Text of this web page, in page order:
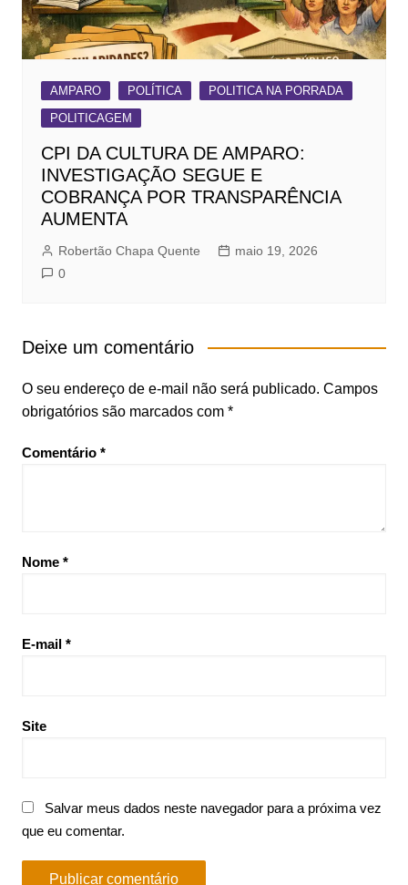
AMPARO POLÍTICA
POLITICA NA PORRADA
POLITICAGEM
CPI DA CULTURA DE AMPARO:
INVESTIGAÇÃO SEGUE E
COBRANÇA POR TRANSPARÊNCIA
AUMENTA
Robertão Chapa Quente
maio 19, 2026
0
Deixe um comentário
O seu endereço de e-mail não será publicado. Campos
obrigatórios são marcados com *
Comentário *
Nome *
E-mail *
Site
Salvar meus dados neste navegador para a próxima vez
que eu comentar.